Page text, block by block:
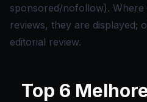
sponsored/nofollow). Where
reviews, they are displayed;
editorial review.
Top 6